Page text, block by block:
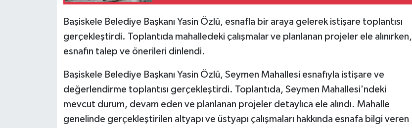
Başiskele Belediye Başkanı Yasin Özlü, esnafla bir araya gelerek istişare toplantısı
gerçekleştirdi. Toplantıda mahalledeki çalışmalar ve planlanan projeler ele alınırken,
esnafın talep ve önerileri dinlendi.
Başiskele Belediye Başkanı Yasin Özlü, Seymen Mahallesi esnafıyla istişare ve
değerlendirme toplantısı gerçekleştirdi. Toplantıda, Seymen Mahallesi'ndeki
mevcut durum, devam eden ve planlanan projeler detaylıca ele alındı. Mahalle
genelinde gerçekleştirilen altyapı ve üstyapı çalışmaları hakkında esnafa bilgi veren